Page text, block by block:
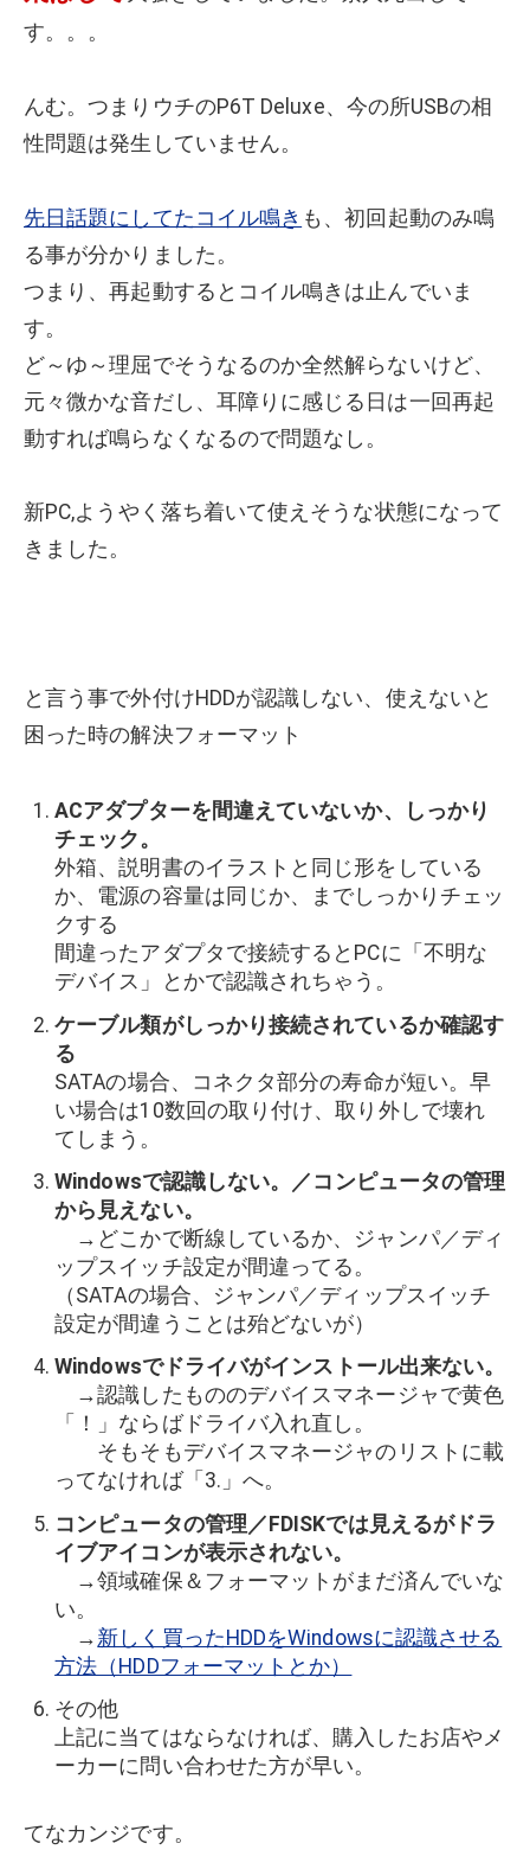
す。。。
んむ。つまりウチのP6T Deluxe、今の所USBの相
性問題は発生していません。
先日話題にしてたコイル鳴き も、初回起動のみ鳴
る事が分かりました。
つまり、再起動するとコイル鳴きは止んでいま
す。
ど～ゆ～理屈でそうなるのか全然解らないけど、
元々微かな音だし、耳障りに感じる日は一回再起
動すれば鳴らなくなるので問題なし。
新PC,ようやく落ち着いて使えそうな状態になって
きました。
と言う事で外付けHDDが認識しない、使えないと
困った時の解決フォーマット
ACアダプターを間違えていないか、しっかり
チェック。
外箱、説明書のイラストと同じ形をしている
か、電源の容量は同じか、までしっかりチェッ
クする
間違ったアダプタで接続するとPCに「不明な
デバイス」とかで認識されちゃう。
ケーブル類がしっかり接続されているか確認す
る
SATAの場合、コネクタ部分の寿命が短い。早
い場合は10数回の取り付け、取り外しで壊れ
てしまう。
Windowsで認識しない。／コンピュータの管理
から見えない。
→どこかで断線しているか、ジャンパ／ディ
ップスイッチ設定が間違ってる。
（SATAの場合、ジャンパ／ディップスイッチ
設定が間違うことは殆どないが）
Windowsでドライバがインストール出来ない。
→認識したもののデバイスマネージャで黄色
「！」ならばドライバ入れ直し。
そもそもデバイスマネージャのリストに載
ってなければ「3.」へ。
コンピュータの管理／FDISKでは見えるがドラ
イブアイコンが表示されない。
→領域確保＆フォーマットがまだ済んでいな
い。
→ 新しく買ったHDDをWindowsに認識させる
方法（HDDフォーマットとか）
その他
上記に当てはならなければ、購入したお店やメ
ーカーに問い合わせた方が早い。
てなカンジです。